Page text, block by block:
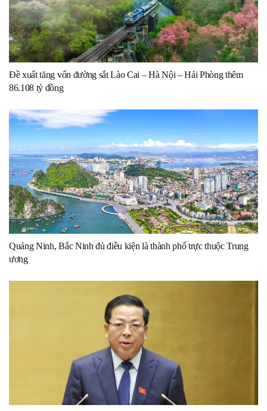
Đề xuất tăng vốn đường sắt Lào Cai – Hà Nội – Hải Phòng thêm
86.108 tỷ đồng
Quảng Ninh, Bắc Ninh đủ điều kiện là thành phố trực thuộc Trung
ương